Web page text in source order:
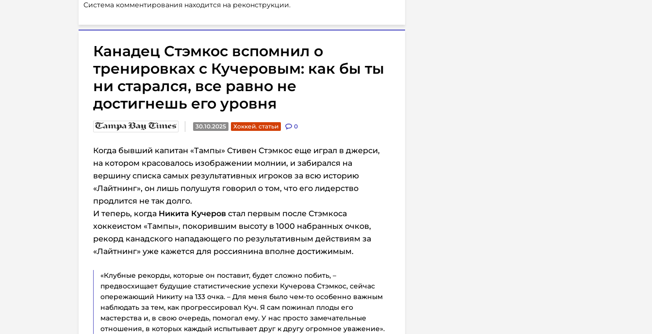
Система комментирования находится на реконструкции.
Канадец Стэмкос вспомнил о
тренировках с Кучеровым: как бы ты
ни старался, все равно не
достигнешь его уровня
30.10.2025 Хоккей. статьи 0
Когда бывший капитан «Тампы» Стивен Стэмкос еще играл в джерси,
на котором красовалось изображении молнии, и забирался на
вершину списка самых результативных игроков за всю историю
«Лайтнинг», он лишь полушутя говорил о том, что его лидерство
продлится не так долго.
И теперь, когда Никита Кучеров стал первым после Стэмкоса
хоккеистом «Тампы», покорившим высоту в 1000 набранных очков,
рекорд канадского нападающего по результативным действиям за
«Лайтнинг» уже кажется для россиянина вполне достижимым.
«Клубные рекорды, которые он поставит, будет сложно побить, –
предвосхищает будущие статистические успехи Кучерова Стэмкос, сейчас
опережающий Никиту на 133 очка. – Для меня было чем-то особенно важным
наблюдать за тем, как прогрессировал Куч. Я сам пожинал плоды его
мастерства и, в свою очередь, помогал ему. У нас просто замечательные
отношения, в которых каждый испытывает друг к другу огромное уважение».